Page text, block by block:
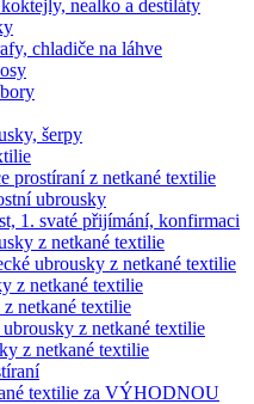
nealko a destiláty
chladiče na láhve
šerpy
prostíraní z netkané textilie
ubrousky
1. svaté přijímání, konfirmaci
z netkané textilie
ubrousky z netkané textilie
z netkané textilie
netkané textilie
z netkané textilie
z netkané textilie
textilie za VÝHODNOU